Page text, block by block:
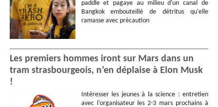
paddle et pagaye au milieu d'un canal de
Bangkok embouteillé de détritus qu'elle
ramasse avec précaution
Les premiers hommes iront sur Mars dans un
tram strasbourgeois, n’en déplaise à Elon Musk
!
Intéresser les jeunes à la science : entretien
avec l’organisateur les 2-3 mars prochains à